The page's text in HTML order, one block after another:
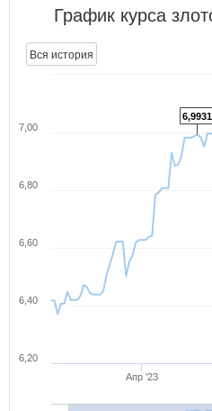
График курса
Вся история
6,9931
Апр '23
6,20
6,40
6,60
6,80
7,00